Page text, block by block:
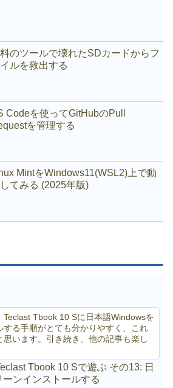
のツールで壊れたSDカードからフ
ルを救出する
Codeを使ってGitHubのPull
を管理する
MintをWindows11(WSL2)上で動
てみる (2025年版)
Teclast Tbook 10 Sに日本語Windowsを
する手順がとても分かりやすく、これ
います。引き続き、他の記事も楽し
Tbook 10 Sで遊ぶ その13: 日
ンインストールする